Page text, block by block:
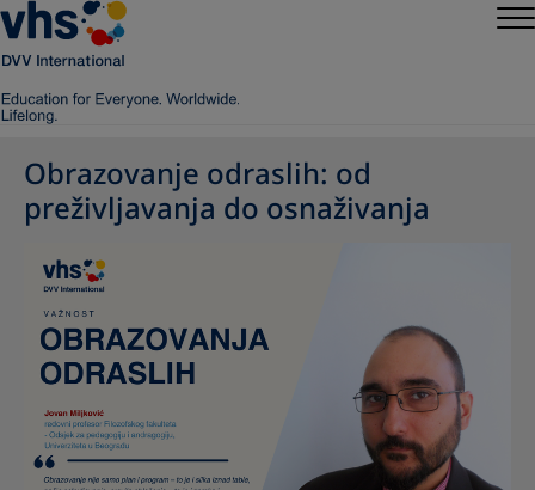
Obrazovanje odraslih: od
preživljavanja do osnaživanja